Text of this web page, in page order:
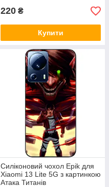
220 ₴
Купити
Силіконовий чохол Epik для
Xiaomi 13 Lite 5G з картинкою
Атака Титанів